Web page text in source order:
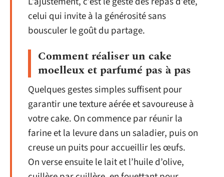
celui qui invite à la générosité sans
bousculer le goût du partage.
Comment réaliser un cake
moelleux et parfumé pas à pas
Quelques gestes simples suffisent pour
garantir une texture aérée et savoureuse à
votre cake. On commence par réunir la
farine et la levure dans un saladier, puis on
creuse un puits pour accueillir les œufs.
On verse ensuite le lait et l’huile d’olive,